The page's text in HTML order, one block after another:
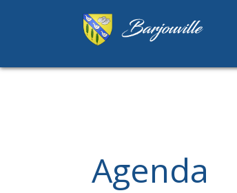
Agenda